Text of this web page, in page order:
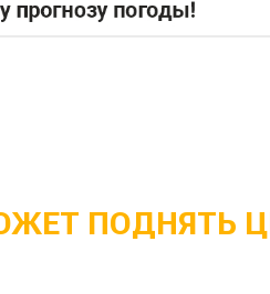
ПОДНЯТЬ